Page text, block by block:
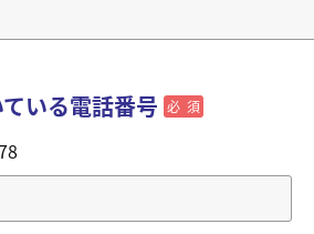
いる電話番号 必須